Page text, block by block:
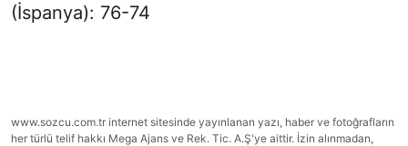
(İspanya): 76-74
www.sozcu.com.tr internet sitesinde yayınlanan yazı, haber ve fotoğrafların
her türlü telif hakkı Mega Ajans ve Rek. Tic. A.Ş'ye aittir. İzin alınmadan,